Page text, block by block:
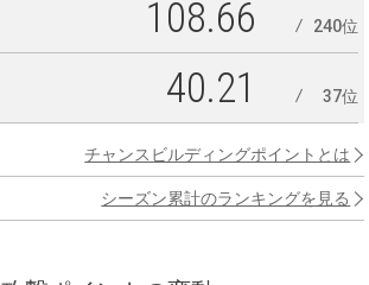
108.66 240位
40.21 37位
チャンスビルディングポイントとは
シーズン累計のランキングを見る